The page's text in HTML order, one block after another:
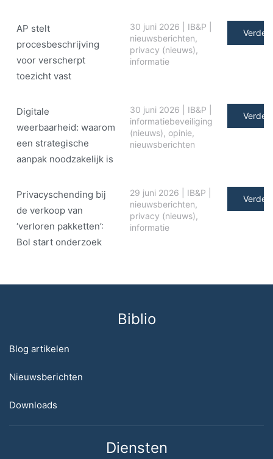
AP stelt
procesbeschrijving
voor verscherpt
toezicht vast
30 juni 2026 IB&P
nieuwsberichten,
privacy (nieuws),
informatie
Verder
Digitale
weerbaarheid: waarom
een strategische
aanpak noodzakelijk is
30 juni 2026 IB&P
informatiebeveiliging
(nieuws), opinie,
nieuwsberichten
Verder
Privacyschending bij
de verkoop van
‘verloren pakketten’:
Bol start onderzoek
29 juni 2026 IB&P
nieuwsberichten,
privacy (nieuws),
informatie
Verder
Biblio
Blog artikelen
Nieuwsberichten
Downloads
Diensten